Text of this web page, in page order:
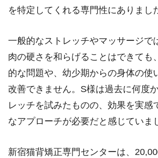
を特定してくれる専門性にありまし
一般的なストレッチやマッサージで
肉の硬さを和らげることはできても
的な問題や、幼少期からの身体の使
改善できません。S様は過去に何度
レッチを試みたものの、効果を実感
なアプローチが必要だと感じていま
新宿猫背矯正専門センターは、